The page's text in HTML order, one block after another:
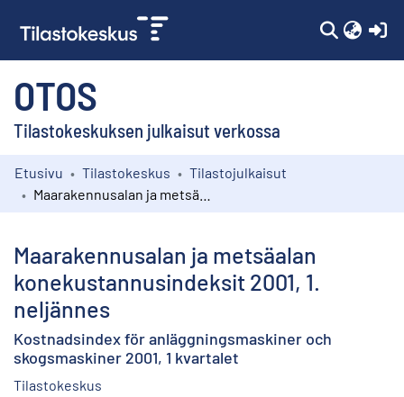
OTOS
Tilastokeskuksen julkaisut verkossa
Kokoelmat
Etusivu Tilastokeskus
Tilastojulkaisut
Maarakennusalan ja metsäalan
konekustannusindeksit 2001, 1.
neljännes
Kostnadsindex för anläggningsmaskiner och
skogsmaskiner 2001, 1 kvartalet
Tilastokeskus